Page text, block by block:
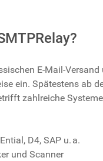
E-Mail-Versand
ein. Spätestens ab
zahlreiche
D4, SAP u. a.
und Scanner